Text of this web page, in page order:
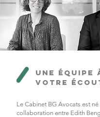
une équipe
votre
Le Cabinet BG Avocats est né
collaboration entre Edith